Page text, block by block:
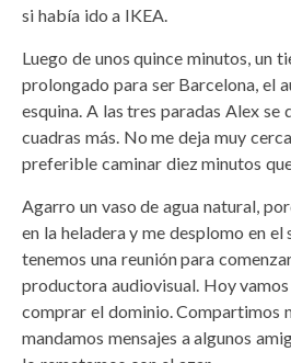
si había ido a IKEA.
Luego de unos quince minutos, un
prolongado para ser Barcelona, el
esquina. A las tres paradas Alex se
cuadras más. No me deja muy
preferible caminar diez minutos
Agarro un vaso de agua natural,
en la heladera y me desplomo en
tenemos una reunión para
productora audiovisual. Hoy
comprar el dominio. Compartimos
mandamos mensajes a algunos